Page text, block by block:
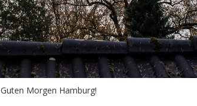
Guten Morgen Hamburg!